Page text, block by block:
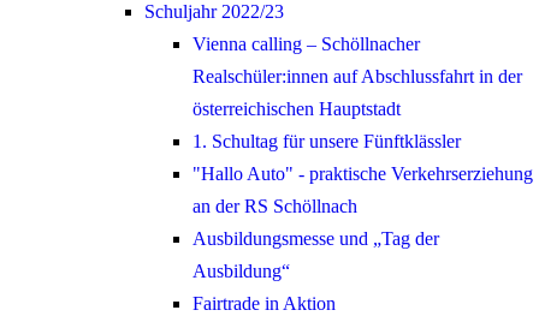
Schuljahr 2022/23
Vienna calling – Schöllnacher
Realschüler:innen auf Abschlussfahrt in der
österreichischen Hauptstadt
1. Schultag für unsere Fünftklässler
"Hallo Auto" - praktische Verkehrserziehung
an der RS Schöllnach
Ausbildungsmesse und „Tag der
Ausbildung“
Fairtrade in Aktion